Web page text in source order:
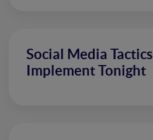
Social Media
Implement Tonight